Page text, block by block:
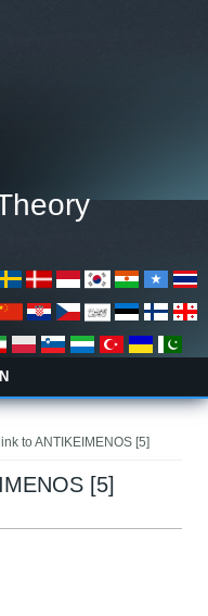
to ANTIKEIMENOS [5]
[5]